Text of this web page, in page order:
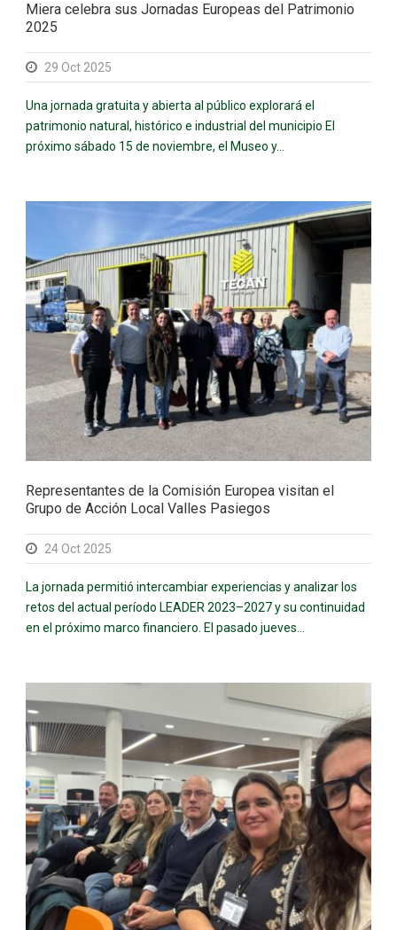
Miera celebra sus Jornadas Europeas del Patrimonio
2025
29 Oct 2025
Una jornada gratuita y abierta al público explorará el
patrimonio natural, histórico e industrial del municipio El
próximo sábado 15 de noviembre, el Museo y...
Representantes de la Comisión Europea visitan el
Grupo de Acción Local Valles Pasiegos
24 Oct 2025
La jornada permitió intercambiar experiencias y analizar los
retos del actual período LEADER 2023–2027 y su continuidad
en el próximo marco financiero. El pasado jueves...